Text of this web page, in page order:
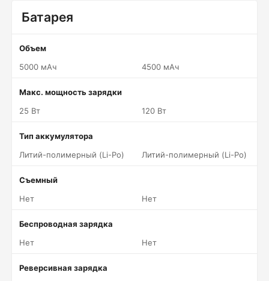
Батарея
Объем
5000 мАч
4500 мАч
Макс. мощность зарядки
25 Вт
120 Вт
Тип аккумулятора
Литий-полимерный (Li-Po)
Литий-полимерный (Li-Po)
Съемный
Нет
Нет
Беспроводная зарядка
Нет
Нет
Реверсивная зарядка